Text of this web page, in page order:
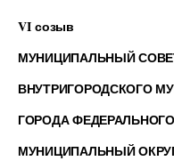
VI созыв
МУНИЦИПАЛЬНЫЙ
ВНУТРИГОРОДСКОГО
ГОРОДА
МУНИЦИПАЛЬНЫЙ